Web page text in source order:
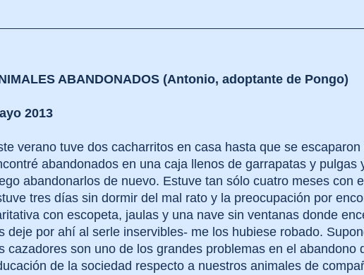
ABANDONADOS (Antonio, adoptante de Pongo)
2013
verano tuve dos cacharritos en casa hasta que se
abandonados en una caja llenos de garrapatas y
abandonarlos de nuevo. Estuve tan sólo cuatro meses con
tres días sin dormir del mal rato y la preocupación por
con escopeta, jaulas y una nave sin ventanas donde
deje por ahí al serle inservibles- me los hubiese robado.
cazadores son uno de los grandes problemas en el
de la sociedad respecto a nuestros animales de